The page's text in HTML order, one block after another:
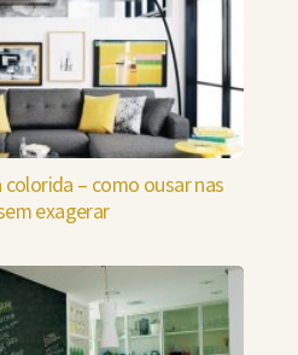
– como ousar nas
exagerar